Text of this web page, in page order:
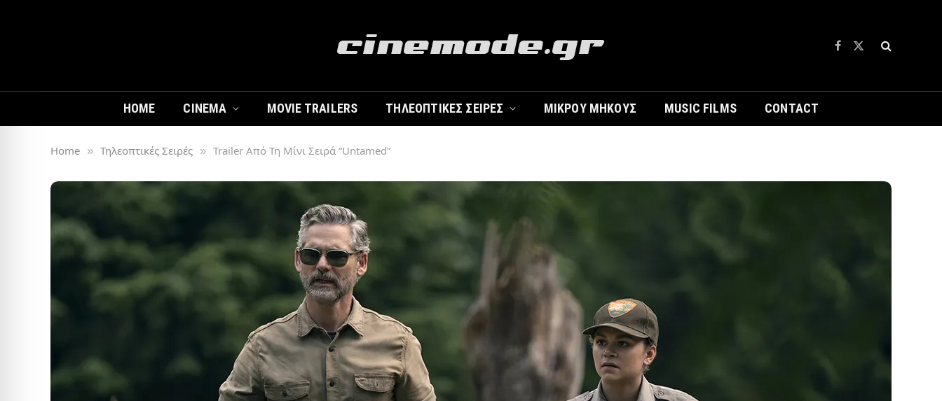
Facebook
X
HOME CINEMA MOVIE TRAILERS ΤΗΛΕΟΠΤΙΚΈΣ ΣΕΙΡΈΣ ΜΙΚΡΟΎ ΜΉΚΟΥΣ MUSIC FILMS CONTACT
Home » Τηλεοπτικές Σειρές » Trailer Από Τη Μίνι Σειρά “Untamed”